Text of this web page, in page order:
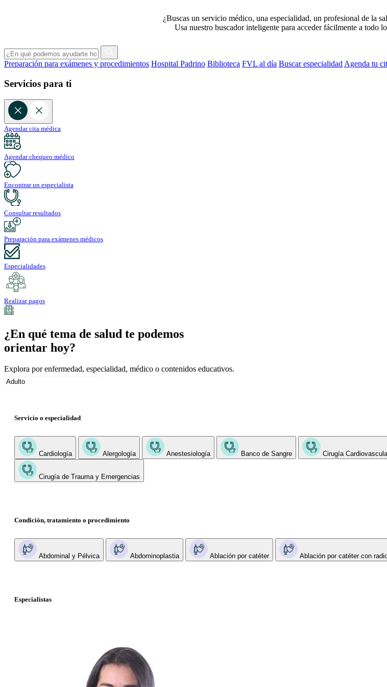
¿Buscas un servicio médico, una especialidad, un profesional de la
Usa nuestro buscador inteligente para acceder fácilmente a todo
Preparación para exámenes y procedimientos Hospital Padrino Biblioteca FVL al día Buscar especialidad Agenda tu
Servicios para ti
Agendar cita médica
Agendar chequeo médico
Encontrar un especialista
Consultar resultados
Preparación para exámenes médicos
Especialidades
Realizar pagos
¿En qué tema de salud te podemos
orientar hoy?
Explora por enfermedad, especialidad, médico o contenidos educativos.
Servicio o especialidad
Cardiología Alergología Anestesiología Banco de Sangre Cirugía
Cirugía de Trauma y Emergencias
Condición, tratamiento o procedimiento
Abdominal y Pélvica Abdominoplastia Ablación por catéter Ablación por catéter con
Especialistas